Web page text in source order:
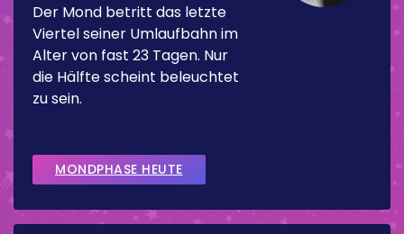
Der Mond betritt das letzte
Viertel seiner Umlaufbahn im
Alter von fast 23 Tagen. Nur
die Hälfte scheint beleuchtet
zu sein.
MONDPHASE HEUTE